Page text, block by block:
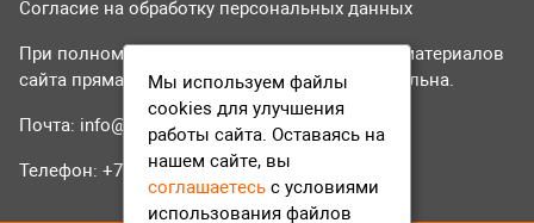
Согласие на обработку персональных данных
При полном или частичном использовании материалов
сайта прямая гиперссылка на tvr24.tv обязательна.
Почта: info@tvr24.tv
Телефон: +7 (496) 551-04-95
Мы используем файлы
cookies для улучшения
работы сайта. Оставаясь на
нашем сайте, вы
соглашаетесь с условиями
использования файлов